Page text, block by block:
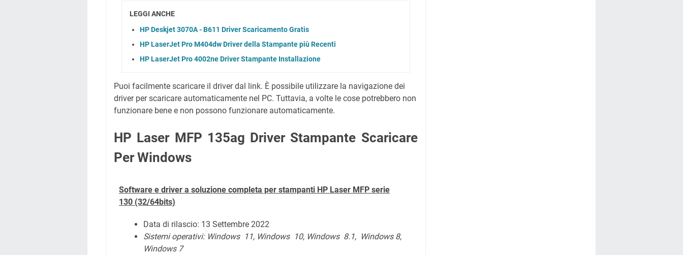
LEGGI ANCHE
HP Deskjet 3070A - B611 Driver Scaricamento Gratis
HP LaserJet Pro M404dw Driver della Stampante più Recenti
HP LaserJet Pro 4002ne Driver Stampante Installazione
Puoi facilmente scaricare il driver dal link. È possibile utilizzare la navigazione dei
driver per scaricare automaticamente nel PC. Tuttavia, a volte le cose potrebbero non
funzionare bene e non possono funzionare automaticamente.
HP Laser MFP 135ag Driver Stampante Scaricare
Per Windows
Software e driver a soluzione completa per stampanti HP Laser MFP serie
130 (32/64bits)
Data di rilascio: 13 Settembre 2022
Sistemi operativi: Windows 11, Windows 10, Windows 8.1, Windows 8,
Windows 7